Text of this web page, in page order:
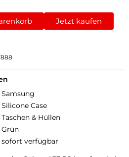
Jetzt kaufen
Samsung
Silicone Case
Taschen & Hüllen
Grün
sofort verfügbar